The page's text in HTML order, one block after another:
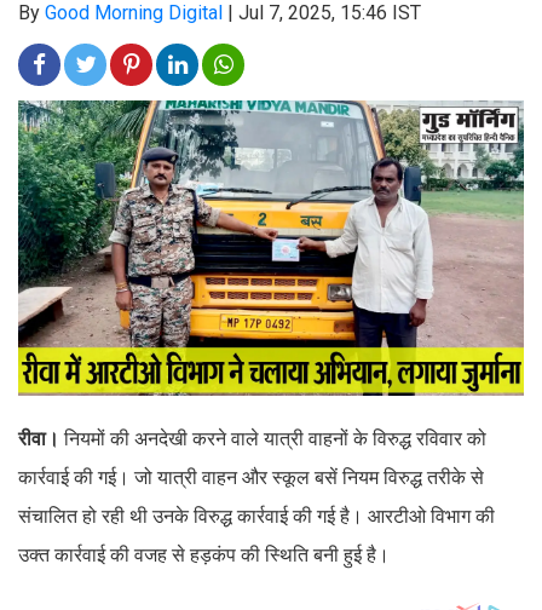
By Good Morning Digital | Jul 7, 2025, 15:46 IST
रीवा।नियमों की अनदेखी करने वाले यात्री वाहनों के विरुद्ध रविवार को
कार्रवाई की गई। जो यात्री वाहन और स्कूल बसें नियम विरुद्ध तरीके से
संचालित हो रही थी उनके विरुद्ध कार्रवाई की गई है। आरटीओ विभाग की
उक्त कार्रवाई की वजह से हड़कंप की स्थिति बनी हुई है।